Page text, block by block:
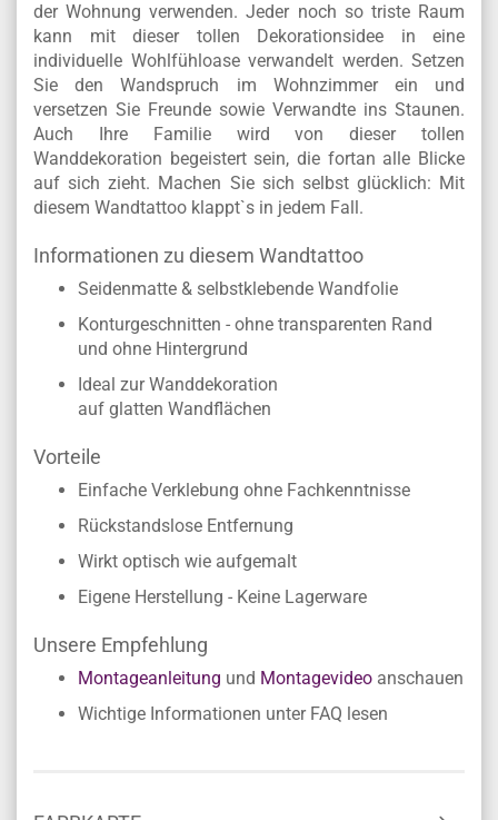
der Wohnung verwenden. Jeder noch so triste Raum
kann mit dieser tollen Dekorationsidee in eine
individuelle Wohlfühloase verwandelt werden. Setzen
Sie den Wandspruch im Wohnzimmer ein und
versetzen Sie Freunde sowie Verwandte ins Staunen.
Auch Ihre Familie wird von dieser tollen
Wanddekoration begeistert sein, die fortan alle Blicke
auf sich zieht. Machen Sie sich selbst glücklich: Mit
diesem Wandtattoo klappt`s in jedem Fall.
Informationen zu diesem Wandtattoo
Seidenmatte & selbstklebende Wandfolie
Konturgeschnitten - ohne transparenten Rand
und ohne Hintergrund
Ideal zur Wanddekoration
auf glatten Wandflächen
Vorteile
Einfache Verklebung ohne Fachkenntnisse
Rückstandslose Entfernung
Wirkt optisch wie aufgemalt
Eigene Herstellung - Keine Lagerware
Unsere Empfehlung
Montageanleitung und Montagevideo anschauen
Wichtige Informationen unter FAQ lesen